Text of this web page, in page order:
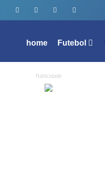
home Futebol
Publicidade